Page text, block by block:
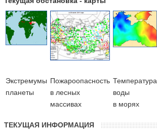
Экстремумы
планеты
Пожароопасность
в лесных
массивах
Температура
воды
в морях
ТЕКУЩАЯ ИНФОРМАЦИЯ